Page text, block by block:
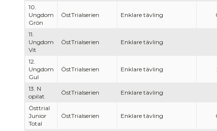
10.
Ungdom
Grön
ÖstTrialserien Enklare tävling
11.
Ungdom
Vit
ÖstTrialserien Enklare tävling
12.
Ungdom
Gul
ÖstTrialserien Enklare tävling
13. N
opilat
ÖstTrialserien Enklare tävling
Östtrial
Junior
Total
ÖstTrialserien Enklare tävling